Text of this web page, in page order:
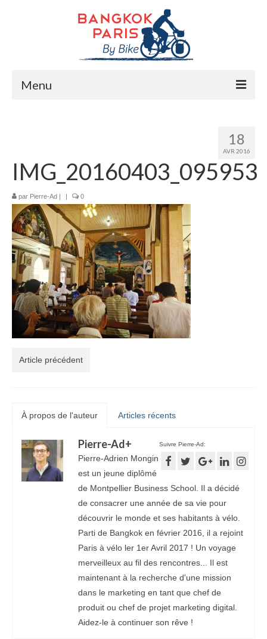
Menu
La route
Mes rencontres
Me soutenir
Presse
18
AVR 2016
IMG_20160403_095953
par Pierre-Ad | | 0
Article précédent
À propos de l'auteur Articles récents
Suivre Pierre-Ad:
Pierre-Ad+
Pierre-Adrien Mongin
est un jeune diplômé
de Montpellier Business School. Il a décidé
de consacrer une année de sa vie pour
découvrir le monde et ses habitants à vélo.
Parti de Bangkok en février 2016, il a rejoint
Paris à vélo ler 1er Avril 2017 ! Un voyage
merveilleux au fil des rencontres... Il est
maintenant à la recherche d'une mission
dans le marketing en tant que chef de
produit ou chef de projet marketing digital.
Aidez-le à continuer son rêve !